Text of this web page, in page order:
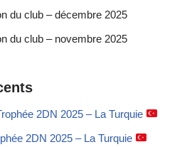
du club – décembre 2025
du club – novembre 2025
2DN 2025 – La Turquie
2DN 2025 – La Turquie